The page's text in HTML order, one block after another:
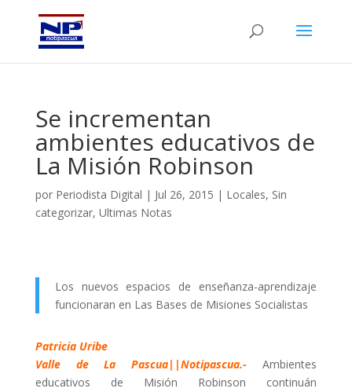
Se incrementan
ambientes educativos de
La Misión Robinson
por Periodista Digital | Jul 26, 2015 | Locales, Sin
categorizar, Ultimas Notas
Los nuevos espacios de enseñanza-aprendizaje
funcionaran en Las Bases de Misiones Socialistas
Patricia Uribe
Valle de La Pascua||Notipascua.- Ambientes
educativos de Misión Robinson continuán